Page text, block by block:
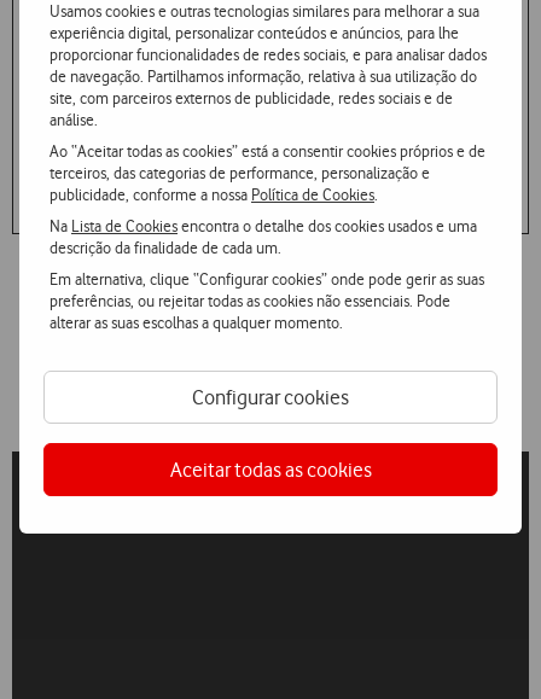
Usamos cookies e outras tecnologias similares para melhorar a sua
experiência digital, personalizar conteúdos e anúncios, para lhe
proporcionar funcionalidades de redes sociais, e para analisar dados
de navegação. Partilhamos informação, relativa à sua utilização do
site, com parceiros externos de publicidade, redes sociais e de
análise.
Ao “Aceitar todas as cookies” está a consentir cookies próprios e de
terceiros, das categorias de performance, personalização e
publicidade, conforme a nossa Política de Cookies
Na Lista de Cookiesencontra o detalhe dos cookies usados e uma
descrição da finalidade de cada um.
Em alternativa, clique “Configurar cookies” onde pode gerir as suas
preferências, ou rejeitar todas as cookies não essenciais. Pode
alterar as suas escolhas a qualquer momento.
Configurar cookies
Aceitar todas as cookies
Veronica Falls
Capitão Fausto
Omar Souleyman
Linda Martini
Sensible Soccers